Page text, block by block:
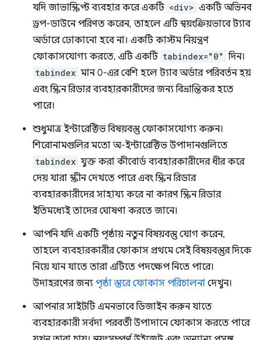
যদি জাভাস্ক্রিপ্ট ব্যবহার করে একটি <div> একটি অভিনব
ড্রপ-ডাউনে পরিণত করেন, তাহলে এটি স্বয়ংক্রিয়ভাবে ট্যাব
অর্ডারে ঢোকানো হবে না। একটি কাস্টম নিয়ন্ত্রণ
ফোকাসযোগ্য করতে, এটি একটি tabindex="0" দিন।
tabindex মান 0-এর বেশি হলে ট্যাব অর্ডার পরিবর্তন হয়
এবং স্ক্রিন রিডার ব্যবহারকারীদের জন্য বিভ্রান্তিকর হতে
পারে।
শুধুমাত্র ইন্টারেক্টিভ বিষয়বস্তু ফোকাসযোগ্য করুন।
শিরোনামগুলির মতো অ-ইন্টারেক্টিভ উপাদানগুলিতে
tabindex যুক্ত করা কীবোর্ড ব্যবহারকারীদের ধীর করে
দেয় যারা স্ক্রীন দেখতে পারে এবং স্ক্রিন রিডার
ব্যবহারকারীদের সাহায্য করে না কারণ স্ক্রিন রিডার
ইতিমধ্যেই তাদের ঘোষণা করতে জানে।
আপনি যদি একটি পৃষ্ঠায় নতুন বিষয়বস্তু যোগ করেন,
তাহলে ব্যবহারকারীর ফোকাস প্রথমে সেই বিষয়বস্তুর দিকে
নিয়ে যান যাতে তারা এটিতে পদক্ষেপ নিতে পারে।
উদাহরণের জন্য পৃষ্ঠা স্তরে ফোকাস পরিচালনা দেখুন।
আপনার সাইটটি এমনভাবে ডিজাইন করুন যাতে
ব্যবহারকারী সর্বদা পরবর্তী উপাদানে ফোকাস করতে পারে